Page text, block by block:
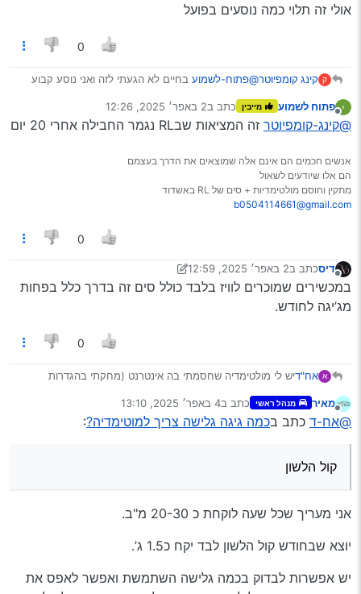
אולי זה תלוי כמה נוסעים בפועל
0
ק קינג קומפיוטר@פתוח-לשמוע בחיים לא הגעתי לזה ואני נוסע קבוע
אולי זה תלוי כמה נוסעים בפועל
מנותק
פתוח לשמוע מייבין כתב ב2 באפר׳ 2025, 12:26
נערך לאחרונה על ידי
@קינג-קומפיוטר זה המציאות שבRL נגמר החבילה אחרי 20 יום
אנשים חכמים הם אינם אלה שמוצאים את הדרך בעצמם
הם אלו שיודעים לשאול
מתקין וחוסם מולטימדיות + סים של RL באשדוד
b0504114661@gmail.com
0
דיסכתב ב2 באפר׳ 2025, 12:59
נערך לאחרונה על ידי דיס4 בפבר׳ 2025, 12:59
במכשירים שמוכרים לוויז בלבד כולל סים זה בדרך כלל בפחות
מג’יגה לחודש.
0
א אח"דיש לי מולטימדיה שחסמתי בה אינטרנט (מחקתי בהגדרות
ואני רוצה לקנות סים רק לגלישה
משתמש בוויז, פנגו, גוגל מפס, קול הלשון וכד’
תודה רבה!
מנותק
מאיר מנהל ראשי כתב ב4 באפר׳ 2025, 13:10
נערך לאחרונה על ידי
@אח-ד כתב בכמה גיגה גלישה צריך למוטימדיה?:
קול הלשון
אני מעריך שכל שעה לוקחת כ 20-30 מ"ב.
יוצא שבחודש קול הלשון לבד יקח כ1.5 ג’.
יש אפשרות לבדוק בכמה גלישה השתמשת ואפשר לאפס את